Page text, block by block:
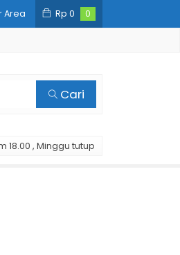
Area Rp 0 0
Cari
18.00 , Minggu tutup